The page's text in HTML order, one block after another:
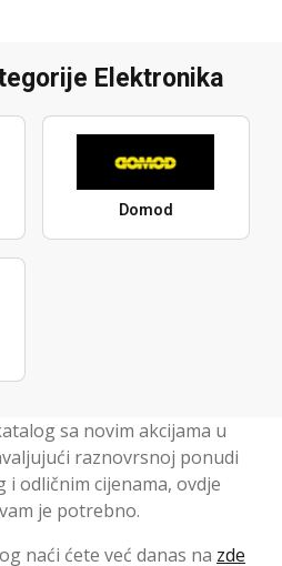
Elektronika
Domod
sa novim akcijama u
raznovrsnoj ponudi
odličnim cijenama, ovdje
je potrebno.
naći ćete već danas na zde